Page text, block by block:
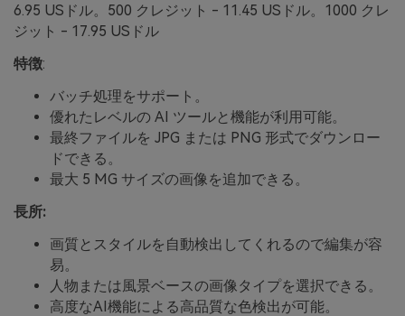
6.95 USドル。500 クレジット - 11.45 USドル。1000 クレ
ジット - 17.95 USドル
特徴:
バッチ処理をサポート。
優れたレベルの AI ツールと機能が利用可能。
最終ファイルを JPG または PNG 形式でダウンロー
ドできる。
最大 5 MG サイズの画像を追加できる。
長所:
画質とスタイルを自動検出してくれるので編集が容
易。
人物または風景ベースの画像タイプを選択できる。
高度なAI機能による高品質な色検出が可能。